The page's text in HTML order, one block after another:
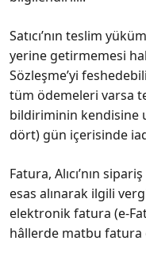
Satıcı’nın teslim
yerine getirmemesi
Sözleşme’yi
tüm ödemeleri varsa
bildiriminin kendisine
dört) gün içerisinde
Fatura, Alıcı’nın
esas alınarak ilgili
elektronik fatura (e-
hâllerde matbu fatura